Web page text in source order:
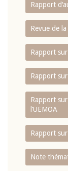
Rapport
Revue de
Rapport
Rapport
Rapport
l‘UEMOA
Rapport
Note